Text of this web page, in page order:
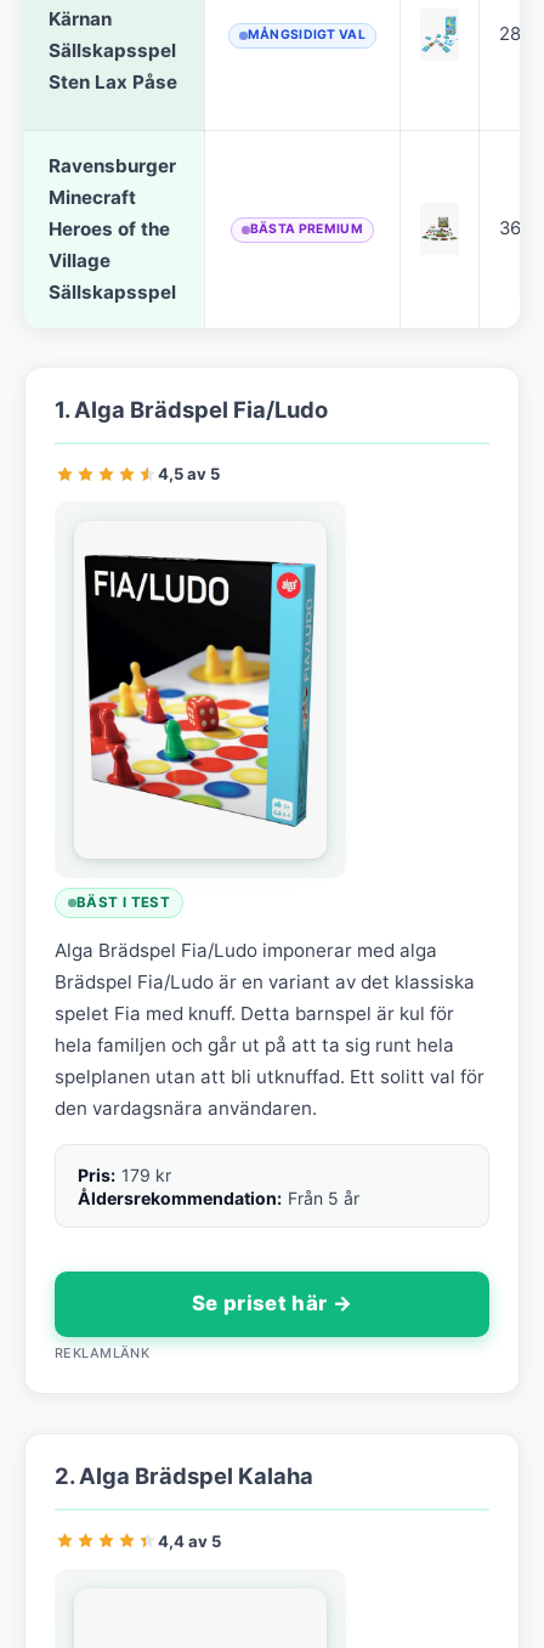
Kärnan
Sällskapsspel
Sten Lax Påse
MÅNGSIDIGT VAL 289
Ravensburger
Minecraft
Heroes of the
Village
Sällskapsspel
BÄSTA PREMIUM 369
1. Alga Brädspel Fia/Ludo
4,5 av 5
BÄST I TEST
Alga Brädspel Fia/Ludo imponerar med alga
Brädspel Fia/Ludo är en variant av det klassiska
spelet Fia med knuff. Detta barnspel är kul för
hela familjen och går ut på att ta sig runt hela
spelplanen utan att bli utknuffad. Ett solitt val för
den vardagsnära användaren.
Pris: 179 kr
Åldersrekommendation: Från 5 år
Se priset här →
REKLAMLÄNK
2. Alga Brädspel Kalaha
4,4 av 5